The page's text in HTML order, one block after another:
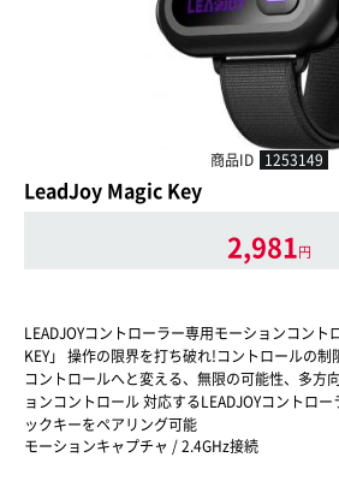
商品ID 1253149
LeadJoy Magic Key
2,981円
LEADJOYコントローラー専用モーションコント
KEY」 操作の限界を打ち破れ!コントロールの
コントロールへと変える、無限の可能性、多方
ョンコントロール 対応するLEADJOYコントロ
ックキーをペアリング可能
モーションキャプチャ / 2.4GHz接続